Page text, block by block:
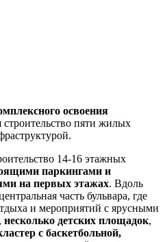
освоения
строительство пяти жилых
14-16 этажных
паркингами и
на первых этажах. Вдоль
часть бульвара, где
и мероприятий с ярусными
несколько детских площадок,
с баскетбольной,